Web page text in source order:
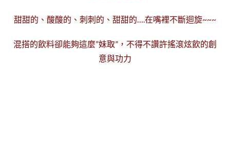
甜甜的、酸酸的、刺刺的、甜甜的….在嘴裡不斷迴旋~~~
混搭的飲料卻能夠這麼”妹取”，不得不讚許搖滾炫飲的創
意與功力